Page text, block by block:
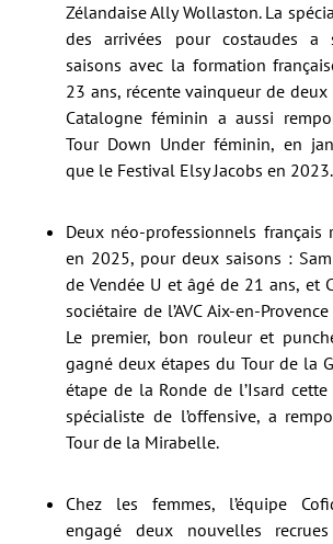
Zélandaise Ally Wollaston. La
des arrivées pour costaudes a
saisons avec la formation
23 ans, récente vainqueur de
Catalogne féminin a aussi
Tour Down Under féminin, en
que le Festival Elsy Jacobs en 2023.
Deux néo-professionnels français
en 2025, pour deux saisons :
de Vendée U et âgé de 21 ans, et
sociétaire de l’AVC Aix-en-
Le premier, bon rouleur et
gagné deux étapes du Tour de la
étape de la Ronde de l’Isard cette
spécialiste de l’offensive, a
Tour de la Mirabelle.
Chez les femmes, l’équipe
engagé deux nouvelles